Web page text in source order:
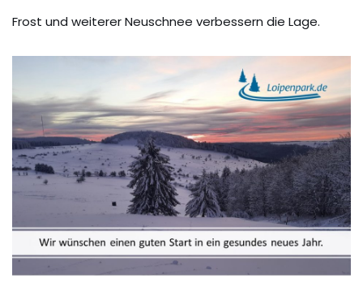
Frost und weiterer Neuschnee verbessern die Lage.